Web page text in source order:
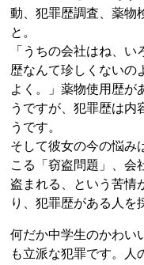
動、犯罪歴調査、薬物
と。
「うちの会社はね、
歴なんて珍しくないの
よく。」薬物使用歴が
うですが、犯罪歴は内
うです。
そして彼女の今の悩み
こる「窃盗問題」、会
盗まれる、という苦情
り、犯罪歴がある人を
何だか中学生のかわい
も立派な犯罪です。人